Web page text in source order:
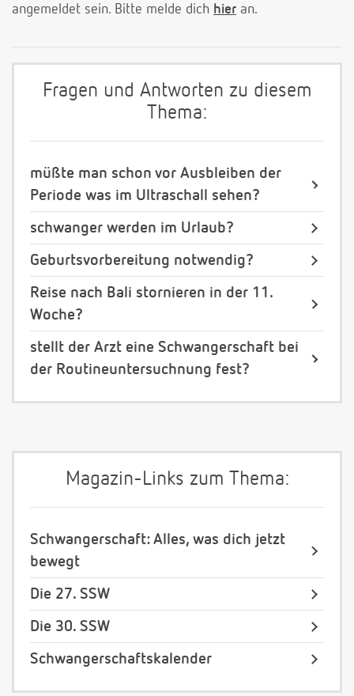
angemeldet sein. Bitte melde dich hier an.
Fragen und Antworten zu diesem
Thema:
müßte man schon vor Ausbleiben der
Periode was im Ultraschall sehen?
schwanger werden im Urlaub?
Geburtsvorbereitung notwendig?
Reise nach Bali stornieren in der 11.
Woche?
stellt der Arzt eine Schwangerschaft bei
der Routineuntersuchnung fest?
Magazin-Links zum Thema:
Schwangerschaft: Alles, was dich jetzt
bewegt
Die 27. SSW
Die 30. SSW
Schwangerschaftskalender